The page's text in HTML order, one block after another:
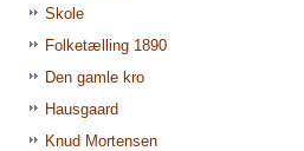
Skole
Folketælling 1890
Den gamle kro
Hausgaard
Knud Mortensen